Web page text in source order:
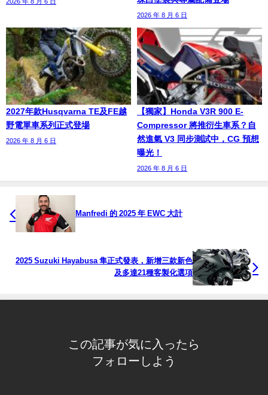
2026 年 8 月 6 日
2027年款Husqvarna TE及FE越
野電單車系列正式登場
2026 年 8 月 6 日
【獨家】Honda V3R 900 E-
Compressor 將推衍生車系？自
然進氣 V3 同步測試中，CG 預想
曝光！
2026 年 8 月 6 日
Manfredi 的 2025 年 EWC 大計
2025 Suzuki Hayabusa 隼正式發表，新增三款新色
及多達21種客製化選項
この記事が気に入ったら
フォローしよう